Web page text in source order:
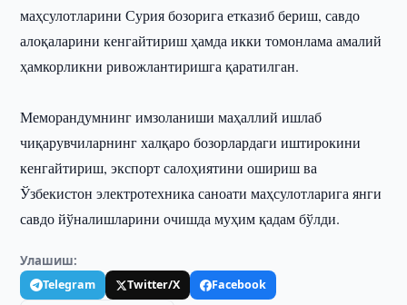
маҳсулотларини Сурия бозорига етказиб бериш, савдо
алоқаларини кенгайтириш ҳамда икки томонлама амалий
ҳамкорликни ривожлантиришга қаратилган.
Меморандумнинг имзоланиши маҳаллий ишлаб
чиқарувчиларнинг халқаро бозорлардаги иштирокини
кенгайтириш, экспорт салоҳиятини ошириш ва
Ўзбекистон электротехника саноати маҳсулотларига янги
савдо йўналишларини очишда муҳим қадам бўлди.
Улашиш:
Telegram Twitter/X
Facebook